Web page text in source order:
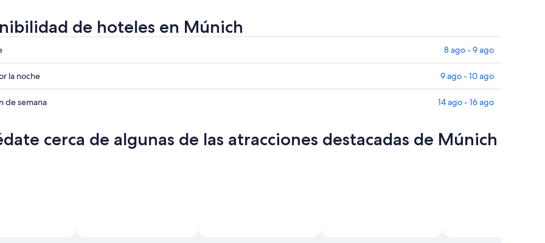
de hoteles en Múnich
8 ago - 9 ago
la noche 9 ago - 10 ago
de semana 14 ago - 16 ago
cerca de algunas de las atracciones destacadas de Múnich